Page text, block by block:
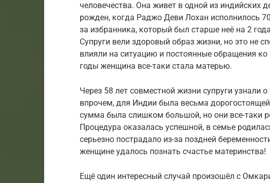
человечества. Она живет в одной из индийских
рожден, когда Раджо Деви Лохан исполнилось
за избранника, который был старше неё на 2
Супруги вели здоровый образ жизни, но это не
влияли на ситуацию и постоянные обращения
годы женщина все-таки стала матерью.
Через 58 лет совместной жизни супруги узнали
впрочем, для Индии была весьма
сумма была слишком большой, но они все-таки
Процедура оказалась успешной, в семье
серьезно пострадало из-за поздней
женщине удалось познать счастье материнства!
Ещё один интересный случай произошёл с